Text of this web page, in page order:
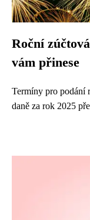
Roční
vám přinese
Termíny pro podání
daně za rok 2025